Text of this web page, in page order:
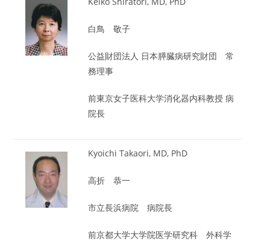
白鳥 敬子
公益財団法人 日本膵臓病研究財団 常
務理事
前東京女子医科大学消化器内科教授 病
院長
Kyoichi Takaori, MD, PhD
高折 恭一
市立長浜病院 病院長
前京都大学大学院医学研究科 外科学